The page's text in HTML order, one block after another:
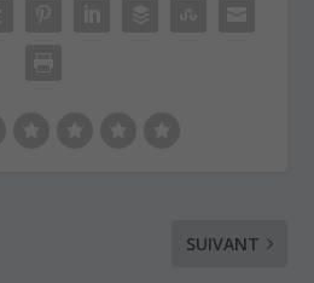
SUIVANT